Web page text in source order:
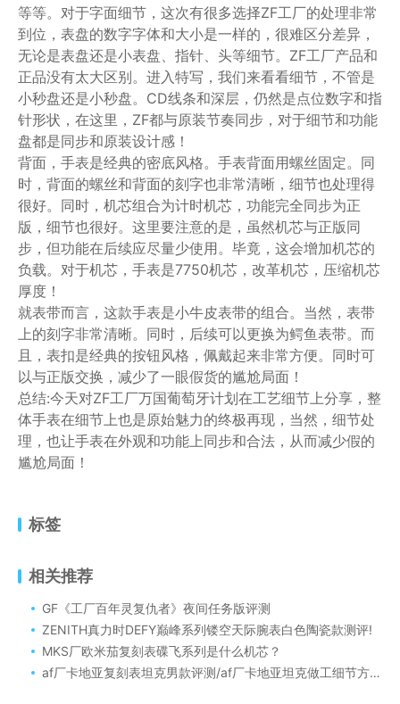
等等。对于字面细节，这次有很多选择ZF工厂的处理非常
到位，表盘的数字字体和大小是一样的，很难区分差异，
无论是表盘还是小表盘、指针、头等细节。ZF工厂产品和
正品没有太大区别。进入特写，我们来看看细节，不管是
小秒盘还是小秒盘。CD线条和深层，仍然是点位数字和指
针形状，在这里，ZF都与原装节奏同步，对于细节和功能
盘都是同步和原装设计感！
背面，手表是经典的密底风格。手表背面用螺丝固定。同
时，背面的螺丝和背面的刻字也非常清晰，细节也处理得
很好。同时，机芯组合为计时机芯，功能完全同步为正
版，细节也很好。这里要注意的是，虽然机芯与正版同
步，但功能在后续应尽量少使用。毕竟，这会增加机芯的
负载。对于机芯，手表是7750机芯，改革机芯，压缩机芯
厚度！
就表带而言，这款手表是小牛皮表带的组合。当然，表带
上的刻字非常清晰。同时，后续可以更换为鳄鱼表带。而
且，表扣是经典的按钮风格，佩戴起来非常方便。同时可
以与正版交换，减少了一眼假货的尴尬局面！
总结:今天对ZF工厂万国葡萄牙计划在工艺细节上分享，整
体手表在细节上也是原始魅力的终极再现，当然，细节处
理，也让手表在外观和功能上同步和合法，从而减少假的
尴尬局面！
标签
相关推荐
GF《工厂百年灵复仇者》夜间任务版评测
ZENITH真力时DEFY巅峰系列镂空天际腕表白色陶瓷款测评!
MKS厂欧米茄复刻表碟飞系列是什么机芯？
af厂卡地亚复刻表坦克男款评测/af厂卡地亚坦克做工细节方面值得入手吗